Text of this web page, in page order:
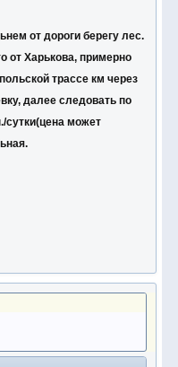
от дороги берегу лес.
от Харькова, примерно
трассе км через
далее следовать по
сутки(цена может